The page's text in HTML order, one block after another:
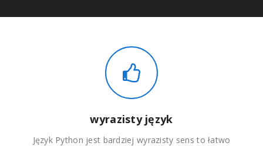
wyrazisty język
Język Python jest bardziej wyrazisty sens to łatwo